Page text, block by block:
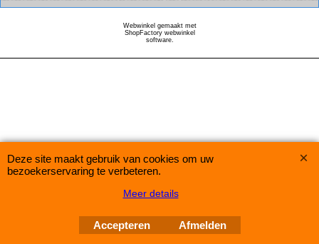
Webwinkel gemaakt met
ShopFactory webwinkel
software.
Deze site maakt gebruik van cookies om uw
bezoekerservaring te verbeteren.
Meer details
Accepteren Afmelden